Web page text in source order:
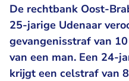
De rechtbank Oost-
25-jarige Udenaar
gevangenisstraf van
van een man. Een 24-
krijgt een celstraf van